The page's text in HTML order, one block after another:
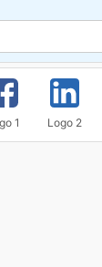
1 Logo 2